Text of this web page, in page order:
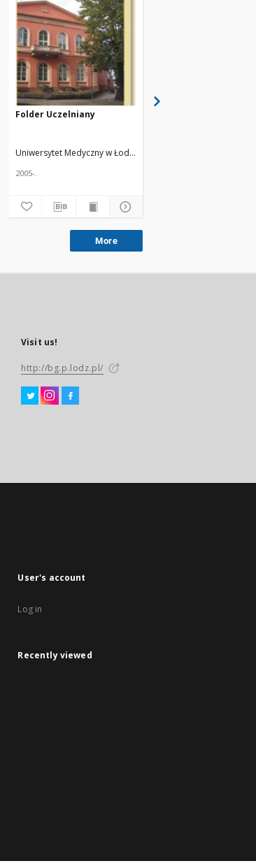
Żmuda, Ryszard. Red. nacz.
Folder Uczelniany
Uniwersytet Medyczny w Łodzi
2005-.
More
Visit us!
http://bg.p.lodz.pl/
User's account
Log in
Recently viewed